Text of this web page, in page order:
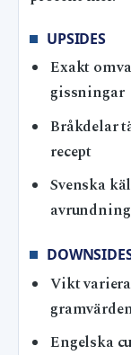
UPSIDES
Exakt
gissningar
Bråkdelar
recept
Svenska
Vikt
Engelska